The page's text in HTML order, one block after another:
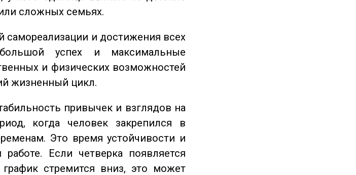
сложных семьях.
самореализации и достижения всех
успех и максимальные
и физических возможностей
жизненный цикл.
привычек и взглядов на
когда человек закрепился в
Это время устойчивости и
Если четверка появляется
стремится вниз, это может